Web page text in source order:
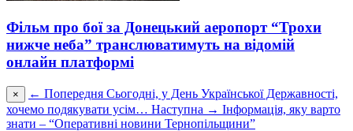
Фільм про бої за Донецький аеропорт “Трохи
нижче неба” транслюватимуть на відомій
онлайн платформі
× ← Попередня Сьогодні, у День Української Державності,
хочемо подякувати усім… Наступна → Інформація, яку варто
знати – “Оперативні новини Тернопільщини”